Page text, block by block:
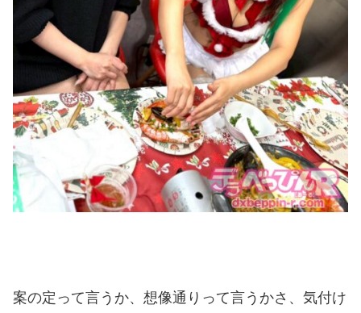
案の定って言うか、想像通りって言うかさ、気付け